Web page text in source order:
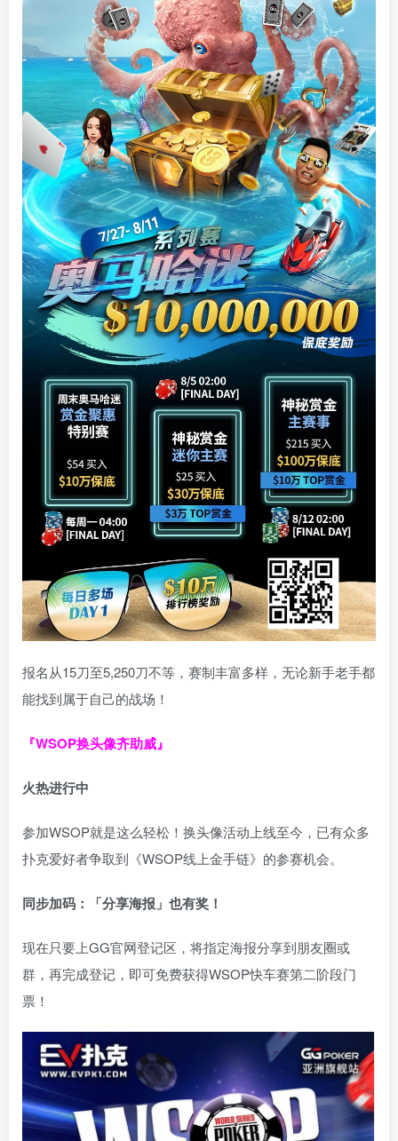
报名从15刀至5,250刀不等，赛制丰富多样，无论新手老手都
能找到属于自己的战场！
『WSOP换头像齐助威』
火热进行中
参加WSOP就是这么轻松！换头像活动上线至今，已有众多
扑克爱好者争取到《WSOP线上金手链》的参赛机会。
同步加码：「分享海报」也有奖！
现在只要上GG官网登记区，将指定海报分享到朋友圈或
群，再完成登记，即可免费获得WSOP快车赛第二阶段门
票！